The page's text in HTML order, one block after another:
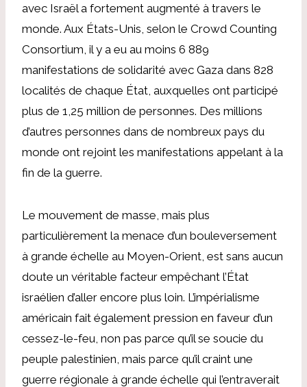
avec Israël a fortement augmenté à travers le
monde. Aux États-Unis, selon le Crowd Counting
Consortium, il y a eu au moins 6 889
manifestations de solidarité avec Gaza dans 828
localités de chaque État, auxquelles ont participé
plus de 1,25 million de personnes. Des millions
d’autres personnes dans de nombreux pays du
monde ont rejoint les manifestations appelant à la
fin de la guerre.
Le mouvement de masse, mais plus
particulièrement la menace d’un bouleversement
à grande échelle au Moyen-Orient, est sans aucun
doute un véritable facteur empêchant l’État
israélien d’aller encore plus loin. L’impérialisme
américain fait également pression en faveur d’un
cessez-le-feu, non pas parce qu’il se soucie du
peuple palestinien, mais parce qu’il craint une
guerre régionale à grande échelle qui l’entraverait